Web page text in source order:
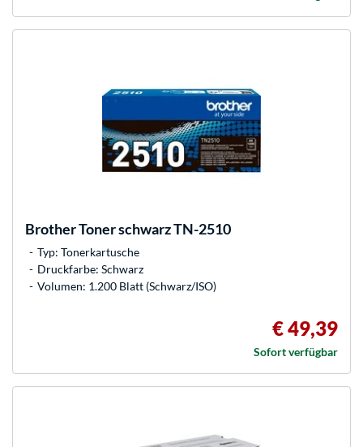
BrotherToner schwarz TN-2510
Typ: Tonerkartusche
Druckfarbe: Schwarz
Volumen: 1.200 Blatt (Schwarz/ISO)
€ 49,39
Sofort verfügbar